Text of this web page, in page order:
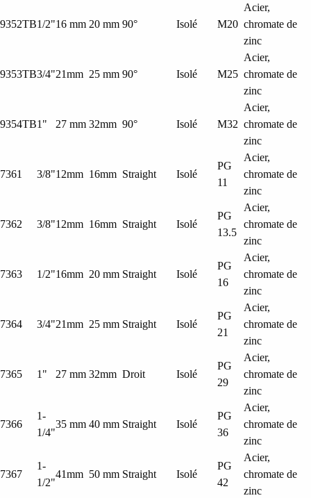
9352TB1/2"16 mm 20 mm 90° Isolé M20
Acier,
chromate de
zinc
9353TB3/4"21mm 25 mm 90° Isolé M25
Acier,
chromate de
zinc
9354TB1" 27 mm 32mm 90° Isolé M32
Acier,
chromate de
zinc
7361 3/8"12mm 16mm Straight Isolé
PG
11
Acier,
chromate de
zinc
7362 3/8"12mm 16mm Straight Isolé
PG
13.5
Acier,
chromate de
zinc
7363 1/2"16mm 20 mm Straight Isolé
PG
16
Acier,
chromate de
zinc
7364 3/4"21mm 25 mm Straight Isolé
PG
21
Acier,
chromate de
zinc
7365 1" 27 mm 32mm Droit Isolé
PG
29
Acier,
chromate de
zinc
7366
1-
1/4"
35 mm 40 mm Straight Isolé
PG
36
Acier,
chromate de
zinc
7367
1-
1/2"
41mm 50 mm Straight Isolé
PG
42
Acier,
chromate de
zinc